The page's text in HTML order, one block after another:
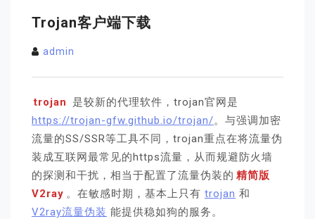
Trojan客户端下载
admin
trojan
是较新的代理软件，trojan官网是
https://trojan-gfw.github.io/trojan/。与强调加密
流量的SS/SSR等工具不同，trojan重点在将流量伪
装成互联网最常见的https流量，从而规避防火墙
的探测和干扰，相当于配置了流量伪装的 精简版
V2ray 。在敏感时期，基本上只有 trojan 和
V2ray流量伪装 能提供稳如狗的服务。